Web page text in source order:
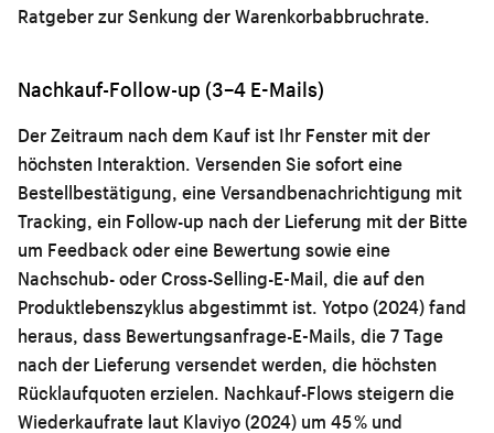
Ratgeber zurSenkung der Warenkorbabbruchrate.
Nachkauf-Follow-up (3–4 E-Mails)
Der Zeitraum nach dem Kauf ist Ihr Fenster mit der
höchsten Interaktion. Versenden Sie sofort eine
Bestellbestätigung, eine Versandbenachrichtigung mit
Tracking, ein Follow-up nach der Lieferung mit der Bitte
um Feedback oder eine Bewertung sowie eine
Nachschub- oder Cross-Selling-E-Mail, die auf den
Produktlebenszyklus abgestimmt ist. Yotpo (2024) fand
heraus, dass Bewertungsanfrage-E-Mails, die 7 Tage
nach der Lieferung versendet werden, die höchsten
Rücklaufquoten erzielen. Nachkauf-Flows steigern die
Wiederkaufrate laut Klaviyo (2024) um 45 % und